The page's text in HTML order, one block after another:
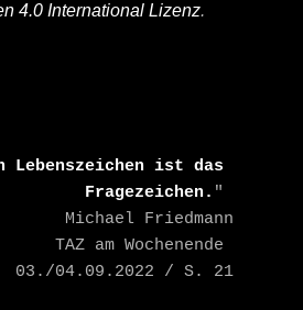
4.0 International Lizenz.
Lebenszeichen ist das
Fragezeichen. "
03./04.09.2022 / S. 21